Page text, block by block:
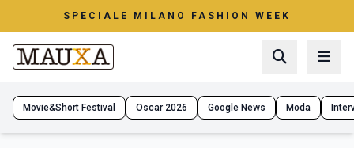
SPECIALE MILANO FASHION WEEK
Movie&Short Festival Oscar 2026 Google News Moda